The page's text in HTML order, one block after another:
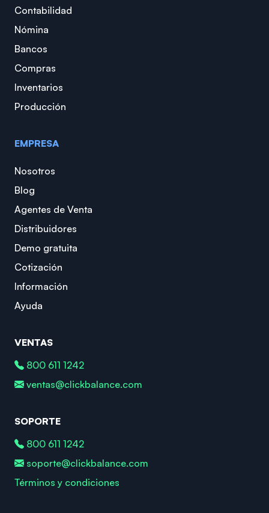
Contabilidad
Nómina
Bancos
Compras
Inventarios
Producción
EMPRESA
Nosotros
Blog
Agentes de Venta
Distribuidores
Demo gratuita
Cotización
Información
Ayuda
VENTAS
800 611 1242
ventas@clickbalance.com
SOPORTE
800 611 1242
soporte@clickbalance.com
Términos y condiciones